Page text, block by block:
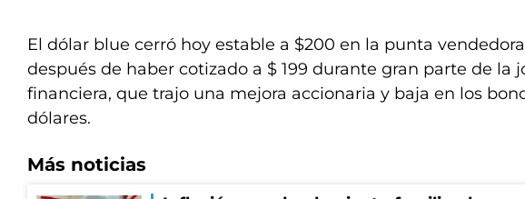
El dólar blue cerró hoy estable a $200 en la punta
después de haber cotizado a $ 199 durante gran parte de la
financiera, que trajo una mejora accionaria y baja en los
dólares.
Más noticias